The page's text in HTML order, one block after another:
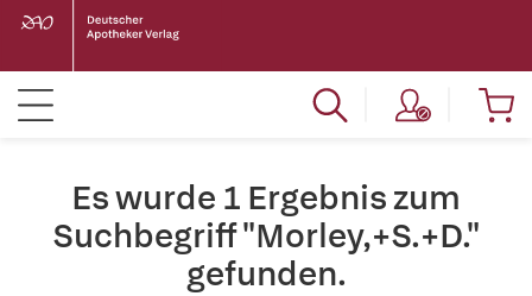
Es wurde 1 Ergebnis zum
Suchbegriff "Morley,+S.+D."
gefunden.